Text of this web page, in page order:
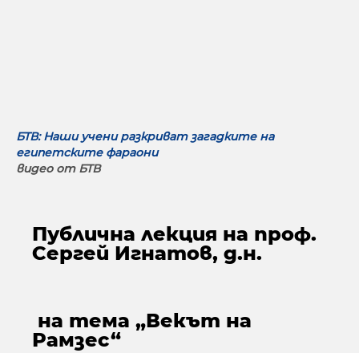
БТВ: Наши учени разкриват загадките на
египетските фараони
видео от БТВ
Публична лекция на проф.
Сергей Игнатов, д.н.
на тема „Векът на
Рамзес“